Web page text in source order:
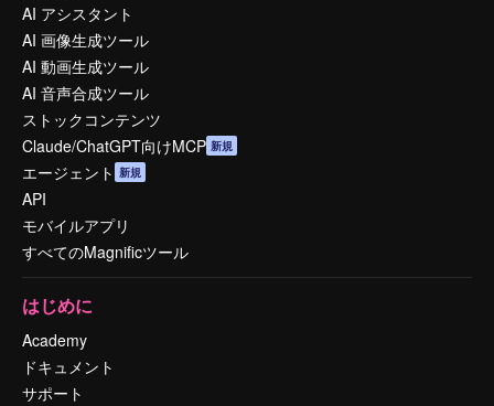
AI アシスタント
AI 画像生成ツール
AI 動画生成ツール
AI 音声合成ツール
ストックコンテンツ
Claude/ChatGPT向けMCP 新規
エージェント 新規
API
モバイルアプリ
すべてのMagnificツール
はじめに
Academy
ドキュメント
サポート